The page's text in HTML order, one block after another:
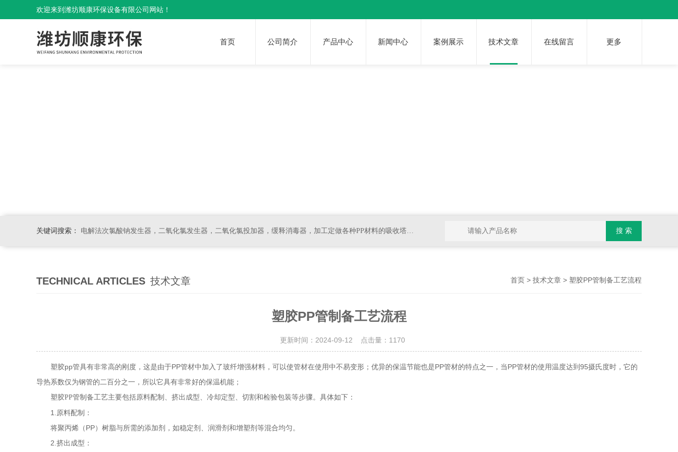
欢迎来到潍坊顺康环保设备有限公司网站！
首页 公司简介 产品中心 新闻中心 案例展示 技术文章 在线留言 更多
关键词搜索： 电解法次氯酸钠发生器，二氧化氯发生器，二氧化氯投加器，缓释消毒器，加工定做各种PP材料的吸收塔尾气处理，排风管道，PVC材料的杀菌，消毒等设备
TECHNICAL ARTICLES 技术文章 首页 > 技术文章 > 塑胶PP管制备工艺流程
塑胶PP管制备工艺流程
更新时间：2024-09-12 点击量： 1170
塑胶pp管具有非常高的刚度，这是由于PP管材中加入了玻纤增强材料，可以使管材在使用中不易变形；优异的保温节能也是PP管材的特点之一，当PP管材的使用温度达到95摄氏度时，它的
导热系数仅为钢管的二百分之一，所以它具有非常好的保温机能；
塑胶PP管制备工艺主要包括原料配制、挤出成型、冷却定型、切割和检验包装等步骤。具体如下：
1.原料配制：
将聚丙烯（PP）树脂与所需的添加剂，如稳定剂、润滑剂和增塑剂等混合均匀。
2.挤出成型：